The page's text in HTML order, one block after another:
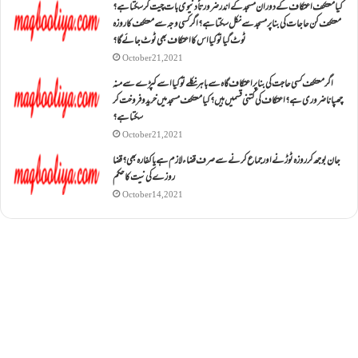
کیا معتکف اعتکاف کے دوران مسجد کے اندر ضرورتاً دنیوی بات چیت کر سکتا ہے؟
معتکف کن حاجات کی بنا پر مسجد سے نکل سکتا ہے؟ اگر کسی وجہ سے معتکف کا روزہ
ٹوٹ گیا تو کیا اس کا اعتکاف بھی ٹوٹ جائے گا؟
October 21, 2021
اگر معتکف کسی حاجت کی بنا پر اعتکاف گاہ سے باہر نکلے تو کیا اسے کپڑے سے منہ
چھپانا ضروری ہے؟اعتکاف کی کتنی قسمیں ہیں؟کیا معتکف مسجد میں خرید و فروخت کر
سکتا ہے؟
October 21, 2021
جان بوجھ کر روزہ ٹوڑنے اور جماع کرنے سے صرف قضاء لازم ہے یا کفارہ بھی؟ قضا
روزے کی نیت کا حکم
October 14, 2021